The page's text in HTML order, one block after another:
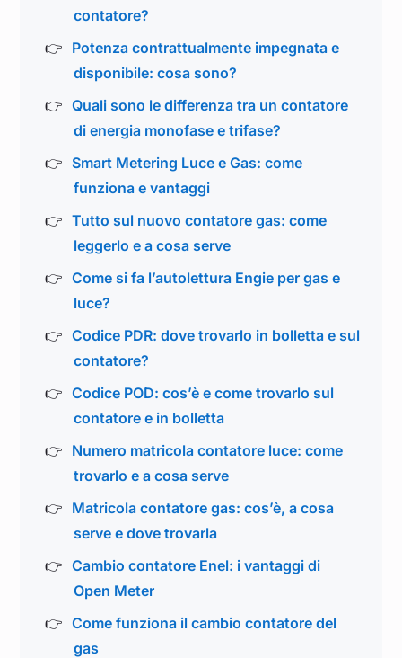
contatore?
Potenza contrattualmente impegnata e
disponibile: cosa sono?
Quali sono le differenza tra un contatore
di energia monofase e trifase?
Smart Metering Luce e Gas: come
funziona e vantaggi
Tutto sul nuovo contatore gas: come
leggerlo e a cosa serve
Come si fa l’autolettura Engie per gas e
luce?
Codice PDR: dove trovarlo in bolletta e sul
contatore?
Codice POD: cos’è e come trovarlo sul
contatore e in bolletta
Numero matricola contatore luce: come
trovarlo e a cosa serve
Matricola contatore gas: cos’è, a cosa
serve e dove trovarla
Cambio contatore Enel: i vantaggi di
Open Meter
Come funziona il cambio contatore del
gas